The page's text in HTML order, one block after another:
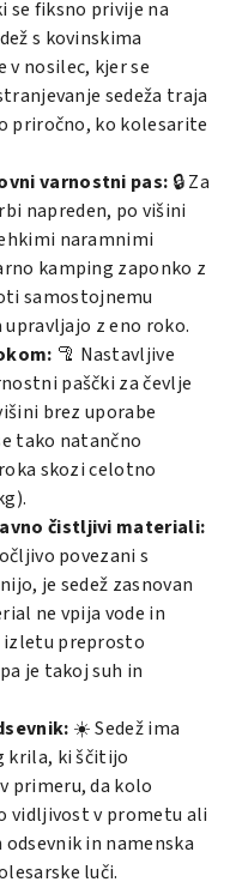
se fiksno privije na
s kovinskima
nosilec, kjer se
sedeža traja
priročno, ko kolesarite
varnostni pas: 🔒 Za
napreden, po višini
naramnimi
kamping zaponko z
samostojnemu
z eno roko.
🦿 Nastavljive
paščki za čevlje
brez uporabe
tako natančno
skozi celotno
čistljivi materiali:
povezani s
je sedež zasnovan
ne vpija vode in
izletu preprosto
je takoj suh in
☀️ Sedež ima
krila, ki ščitijo
primeru, da kolo
vidljivost v prometu ali
in namenska
luči.